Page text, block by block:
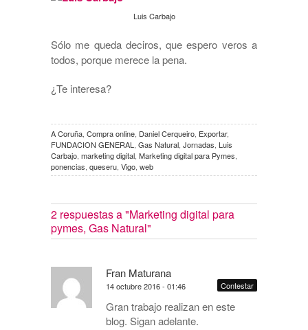
Luis Carbajo
Sólo me queda deciros, que espero veros a
todos, porque merece la pena.
¿Te interesa?
A Coruña Compra online Daniel Cerqueiro Exportar,
FUNDACION GENERAL
Gas Natural Jornadas Luis
Carbajo marketing digital Marketing digital para Pymes
ponencias queseru Vigo web
2 respuestas a"Marketing digital para
pymes, Gas Natural"
Fran Maturana
14 octubre 2016 - 01:46 Contestar
Gran trabajo realizan en este
blog. Sigan adelante.